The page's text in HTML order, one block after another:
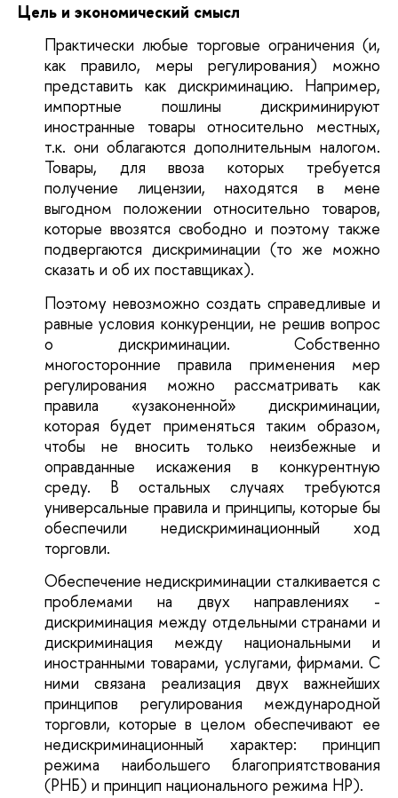
Цель и экономический смысл
Практически любые торговые ограничения (и,
как правило, меры регулирования) можно
представить как дискриминацию. Например,
импортные пошлины дискриминируют
иностранные товары относительно местных,
т.к. они облагаются дополнительным налогом.
Товары, для ввоза которых требуется
получение лицензии, находятся в мене
выгодном положении относительно товаров,
которые ввозятся свободно и поэтому также
подвергаются дискриминации (то же можно
сказать и об их поставщиках).
Поэтому невозможно создать справедливые и
равные условия конкуренции, не решив вопрос
о дискриминации. Собственно
многосторонние правила применения мер
регулирования можно рассматривать как
правила «узаконенной» дискриминации,
которая будет применяться таким образом,
чтобы не вносить только неизбежные и
оправданные искажения в конкурентную
среду. В остальных случаях требуются
универсальные правила и принципы, которые бы
обеспечили недискриминационный ход
торговли.
Обеспечение недискриминации сталкивается с
проблемами на двух направлениях -
дискриминация между отдельными странами и
дискриминация между национальными и
иностранными товарами, услугами, фирмами. С
ними связана реализация двух важнейших
принципов регулирования международной
торговли, которые в целом обеспечивают ее
недискриминационный характер: принцип
режима наибольшего благоприятствования
(РНБ) и принцип национального режима НР).